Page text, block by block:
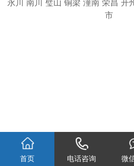
永川
南川 璧山 铜梁 潼南 荣昌 开
市
首页 电话咨询 微